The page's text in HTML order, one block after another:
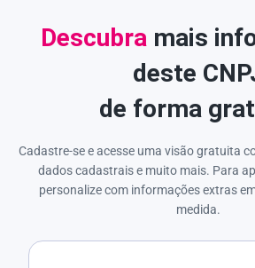
Descubramais
deste
de forma
Cadastre-se e acesse uma visão gratuita
dados cadastrais e muito mais. Para
personalize com informações extras
medida.